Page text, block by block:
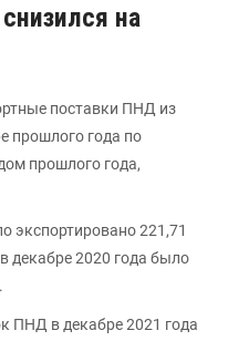
на
поставки ПНД из
прошлого года по
прошлого года,
экспортировано 221,71
декабре 2020 года было
ПНД в декабре 2021 года